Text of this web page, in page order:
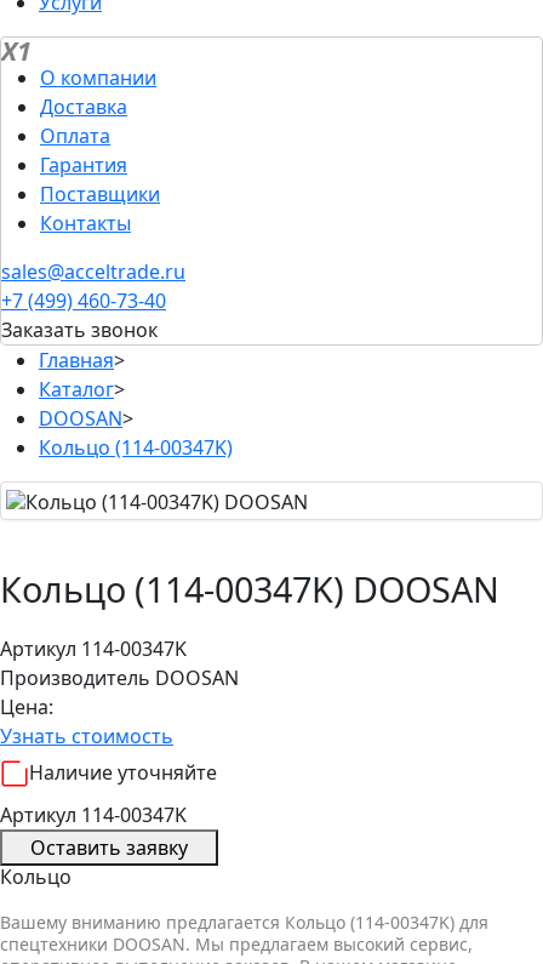
X1
О компании
Доставка
Оплата
Гарантия
Поставщики
Контакты
sales@acceltrade.ru
+7 (499) 460-73-40
Заказать звонок
Главная>
Каталог>
DOOSAN>
Кольцо (114-00347K)
Кольцо (114-00347K) DOOSAN
Артикул 114-00347K
Производитель DOOSAN
Цена:
Узнать стоимость
Наличие уточняйте
Артикул 114-00347K
Оставить заявку
Кольцо
Вашему вниманию предлагается Кольцо (114-00347K) для
спецтехники DOOSAN. Мы предлагаем высокий сервис,